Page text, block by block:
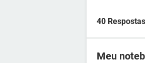
40 Respostas
Meu